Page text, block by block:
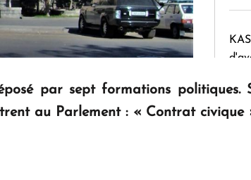
Le
par sept formations politiques.
au Parlement : « Contrat